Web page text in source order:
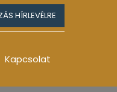
HÍRLEVÉLRE
Kapcsolat